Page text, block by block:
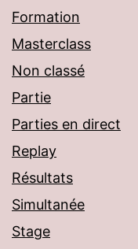
Formation
Masterclass
Non classé
Partie
Parties en direct
Replay
Résultats
Simultanée
Stage